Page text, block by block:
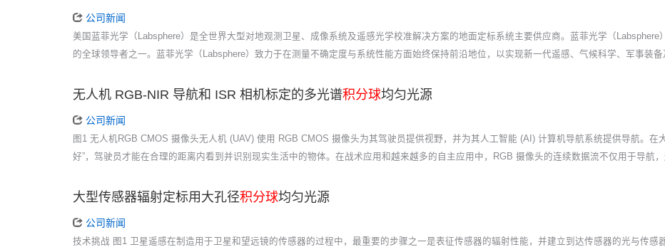
公司新闻
美国蓝菲光学（Labsphere）是全世界大型对地观测卫星、成像系统及遥感光学校准解决方案的地面定标系统主要供应商。蓝菲光学（Labsphere
的全球领导者之一。蓝菲光学（Labsphere）致力于在测量不确定度与系统性能方面始终保持前沿地位，以实现新一代遥感、气候科学、军事装
无人机 RGB-NIR 导航和 ISR 相机标定的多光谱积分球均匀光源
公司新闻
图1 无人机RGB CMOS 摄像头无人机 (UAV) 使用 RGB CMOS 摄像头为其驾驶员提供视野，并为其人工智能 (AI) 计算机导航系统提供导航。在
好”，驾驶员才能在合理的距离内看到并识别现实生活中的物体。在战术应用和越来越多的自主应用中，RGB 摄像头的连续数据流不仅用于导航
大型传感器辐射定标用大孔径积分球均匀光源
公司新闻
技术挑战 图1 卫星遥感在制造用于卫星和望远镜的传感器的过程中，最重要的步骤之一是表征传感器的辐射性能，并建立到达传感器的光与传感